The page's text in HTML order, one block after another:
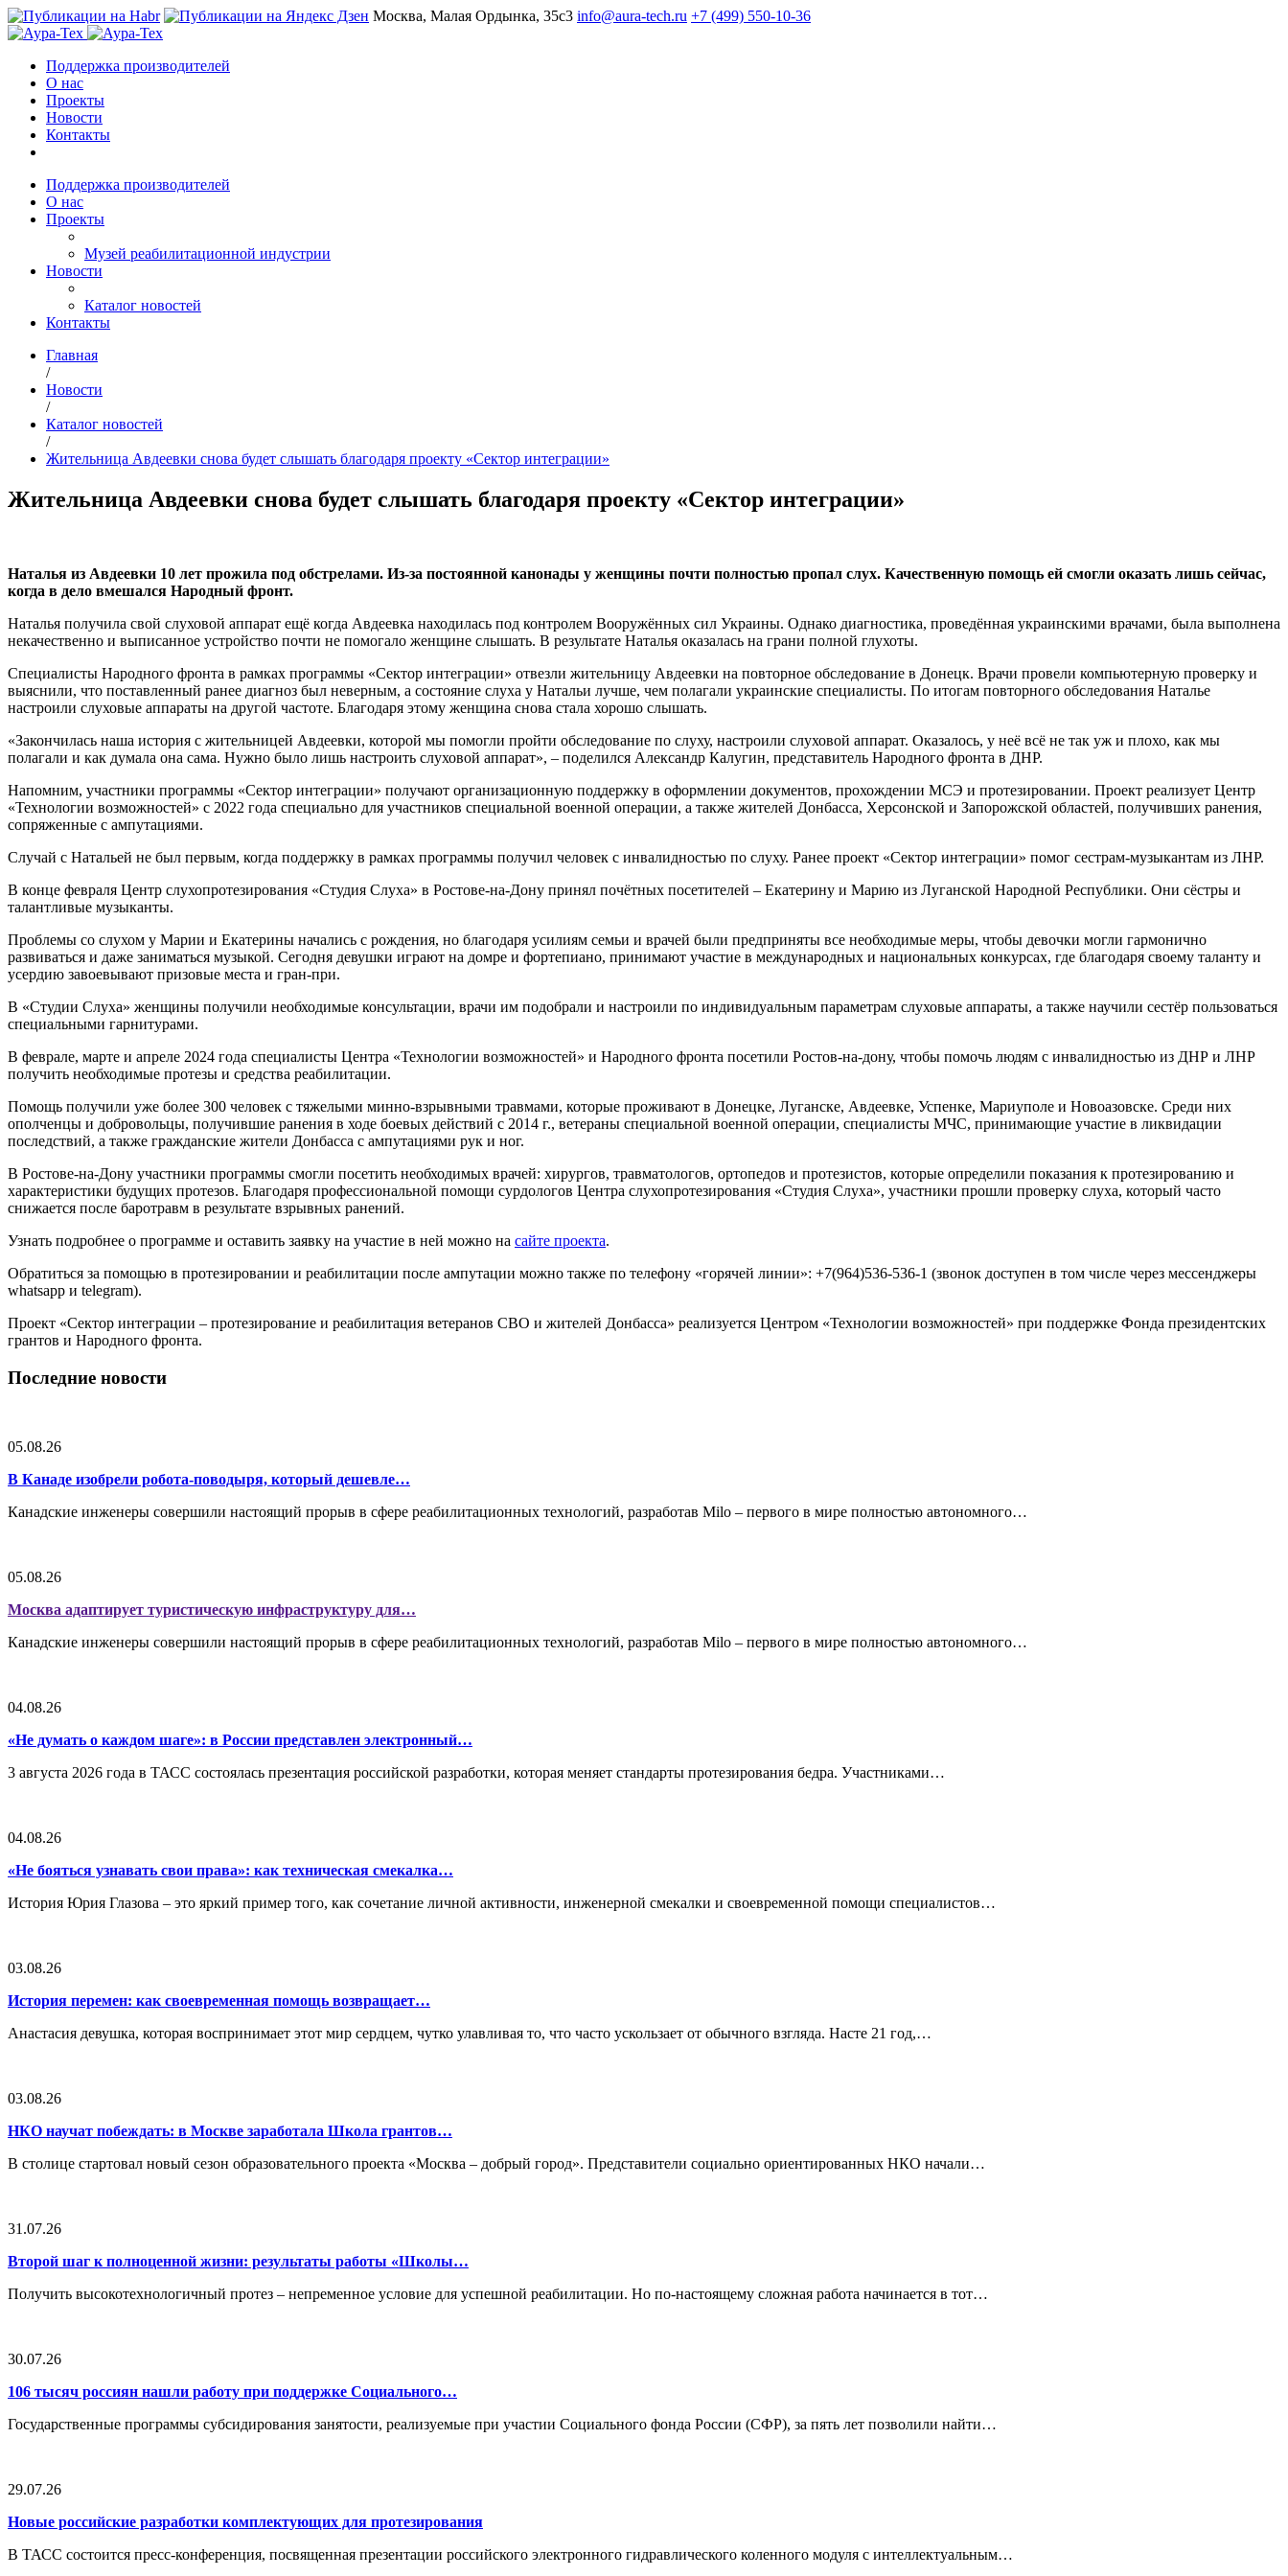
Москва, Малая Ордынка, 35с3 info@aura-tech.ru +7 (499) 550-10-36
Поддержка производителей
О нас
Проекты
Новости
Контакты
Поддержка производителей
О нас
Проекты
Музей реабилитационной индустрии
Новости
Каталог новостей
Контакты
Главная
/
Новости
/
Каталог новостей
/
Жительница Авдеевки снова будет слышать благодаря проекту «Сектор интеграции»
Жительница Авдеевки снова будет слышать благодаря проекту «Сектор интеграции»
Наталья из Авдеевки 10 лет прожила под обстрелами. Из-за постоянной канонады у женщины почти полностью пропал слух. Качественную помощь ей смогли оказать лишь сейчас,
когда в дело вмешался Народный фронт.
Наталья получила свой слуховой аппарат ещё когда Авдеевка находилась под контролем Вооружённых сил Украины. Однако диагностика, проведённая украинскими врачами, была выполнена
некачественно и выписанное устройство почти не помогало женщине слышать. В результате Наталья оказалась на грани полной глухоты.
Специалисты Народного фронта в рамках программы «Сектор интеграции» отвезли жительницу Авдеевки на повторное обследование в Донецк. Врачи провели компьютерную проверку и
выяснили, что поставленный ранее диагноз был неверным, а состояние слуха у Натальи лучше, чем полагали украинские специалисты. По итогам повторного обследования Наталье
настроили слуховые аппараты на другой частоте. Благодаря этому женщина снова стала хорошо слышать.
«Закончилась наша история с жительницей Авдеевки, которой мы помогли пройти обследование по слуху, настроили слуховой аппарат. Оказалось, у неё всё не так уж и плохо, как мы
полагали и как думала она сама. Нужно было лишь настроить слуховой аппарат», – поделился Александр Калугин, представитель Народного фронта в ДНР.
Напомним, участники программы «Сектор интеграции» получают организационную поддержку в оформлении документов, прохождении МСЭ и протезировании. Проект реализует Центр
«Технологии возможностей» с 2022 года специально для участников специальной военной операции, а также жителей Донбасса, Херсонской и Запорожской областей, получивших ранения,
сопряженные с ампутациями.
Случай с Натальей не был первым, когда поддержку в рамках программы получил человек с инвалидностью по слуху. Ранее проект «Сектор интеграции» помог сестрам-музыкантам из ЛНР.
В конце февраля Центр слухопротезирования «Студия Слуха» в Ростове-на-Дону принял почётных посетителей – Екатерину и Марию из Луганской Народной Республики. Они сёстры и
талантливые музыканты.
Проблемы со слухом у Марии и Екатерины начались с рождения, но благодаря усилиям семьи и врачей были предприняты все необходимые меры, чтобы девочки могли гармонично
развиваться и даже заниматься музыкой. Сегодня девушки играют на домре и фортепиано, принимают участие в международных и национальных конкурсах, где благодаря своему таланту и
усердию завоевывают призовые места и гран-при.
В «Студии Слуха» женщины получили необходимые консультации, врачи им подобрали и настроили по индивидуальным параметрам слуховые аппараты, а также научили сестёр пользоваться
специальными гарнитурами.
В феврале, марте и апреле 2024 года специалисты Центра «Технологии возможностей» и Народного фронта посетили Ростов-на-дону, чтобы помочь людям с инвалидностью из ДНР и ЛНР
получить необходимые протезы и средства реабилитации.
Помощь получили уже более 300 человек с тяжелыми минно-взрывными травмами, которые проживают в Донецке, Луганске, Авдеевке, Успенке, Мариуполе и Новоазовске. Среди них
ополченцы и добровольцы, получившие ранения в ходе боевых действий с 2014 г., ветераны специальной военной операции, специалисты МЧС, принимающие участие в ликвидации
последствий, а также гражданские жители Донбасса с ампутациями рук и ног.
В Ростове-на-Дону участники программы смогли посетить необходимых врачей: хирургов, травматологов, ортопедов и протезистов, которые определили показания к протезированию и
характеристики будущих протезов. Благодаря профессиональной помощи сурдологов Центра слухопротезирования «Студия Слуха», участники прошли проверку слуха, который часто
снижается после баротравм в результате взрывных ранений.
Узнать подробнее о программе и оставить заявку на участие в ней можно на сайте проекта.
Обратиться за помощью в протезировании и реабилитации после ампутации можно также по телефону «горячей линии»: +7(964)536-536-1 (звонок доступен в том числе через мессенджеры
whatsapp и telegram).
Проект «Сектор интеграции – протезирование и реабилитация ветеранов СВО и жителей Донбасса» реализуется Центром «Технологии возможностей» при поддержке Фонда президентских
грантов и Народного фронта.
Последние новости
05.08.26
В Канаде изобрели робота-поводыря, который дешевле…
Канадские инженеры совершили настоящий прорыв в сфере реабилитационных технологий, разработав Milo – первого в мире полностью автономного…
05.08.26
Москва адаптирует туристическую инфраструктуру для…
Канадские инженеры совершили настоящий прорыв в сфере реабилитационных технологий, разработав Milo – первого в мире полностью автономного…
04.08.26
«Не думать о каждом шаге»: в России представлен электронный…
3 августа 2026 года в ТАСС состоялась презентация российской разработки, которая меняет стандарты протезирования бедра. Участниками…
04.08.26
«Не бояться узнавать свои права»: как техническая смекалка…
История Юрия Глазова – это яркий пример того, как сочетание личной активности, инженерной смекалки и своевременной помощи специалистов…
03.08.26
История перемен: как своевременная помощь возвращает…
Анастасия девушка, которая воспринимает этот мир сердцем, чутко улавливая то, что часто ускользает от обычного взгляда. Насте 21 год,…
03.08.26
НКО научат побеждать: в Москве заработала Школа грантов…
В столице стартовал новый сезон образовательного проекта «Москва – добрый город». Представители социально ориентированных НКО начали…
31.07.26
Второй шаг к полноценной жизни: результаты работы «Школы…
Получить высокотехнологичный протез – непременное условие для успешной реабилитации. Но по-настоящему сложная работа начинается в тот…
30.07.26
106 тысяч россиян нашли работу при поддержке Социального…
Государственные программы субсидирования занятости, реализуемые при участии Социального фонда России (СФР), за пять лет позволили найти…
29.07.26
Новые российские разработки комплектующих для протезирования
В ТАСС состоится пресс-конференция, посвященная презентации российского электронного гидравлического коленного модуля с интеллектуальным…